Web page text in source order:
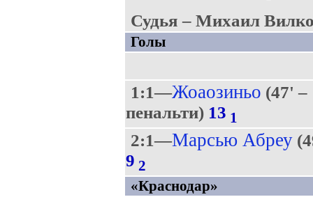
Судья – Михаил
Голы
1:1—Жоаозиньо (47' –
пенальти) 13 1
2:1—Марсью Абреу
9 2
«Краснодар»